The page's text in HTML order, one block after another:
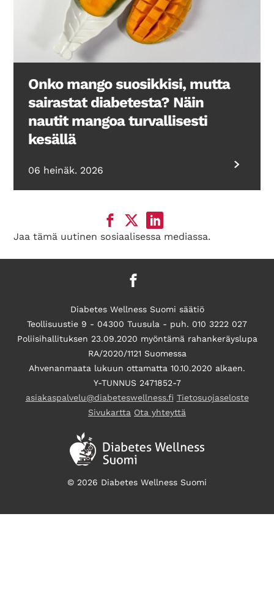
Onko mango suosikkisi, mutta
sairastat diabetesta? Näin
nautit mangoa turvallisesti
kesällä
06 heinäk. 2026
Jaa tämä uutinen sosiaalisessa mediassa.
Diabetes Wellness Suomi säätiö
Teollisuustie 9 - 04300 Tuusula - puh. 010 3222 027
Poliisihallituksen 23.09.2020 myöntämä rahankeräyslupa
RA/2020/1121 Suomessa
Ahvenanmaata lukuun ottamatta 10.10.2020 alkaen.
Y-TUNNUS 2471852-7
asiakaspalvelu@diabeteswellness.fi Tietosuojaseloste
Sivukartta Ota yhteyttä
© 2026 Diabetes Wellness Suomi